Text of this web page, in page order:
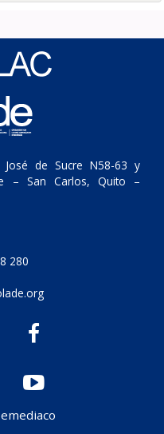
de Sucre N58-63 y
– San Carlos, Quito –
280